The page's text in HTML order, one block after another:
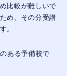
比較が難しいで
め、その分受講
。
ある予備校で